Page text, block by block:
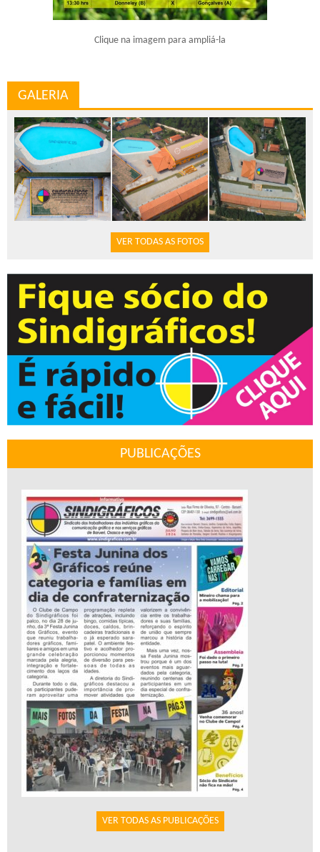
Clique na imagem para ampliá-la
GALERIA
VER TODAS AS FOTOS
PUBLICAÇÕES
VER TODAS AS PUBLICAÇÕES